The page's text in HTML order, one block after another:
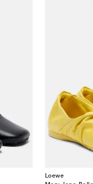
Loewe